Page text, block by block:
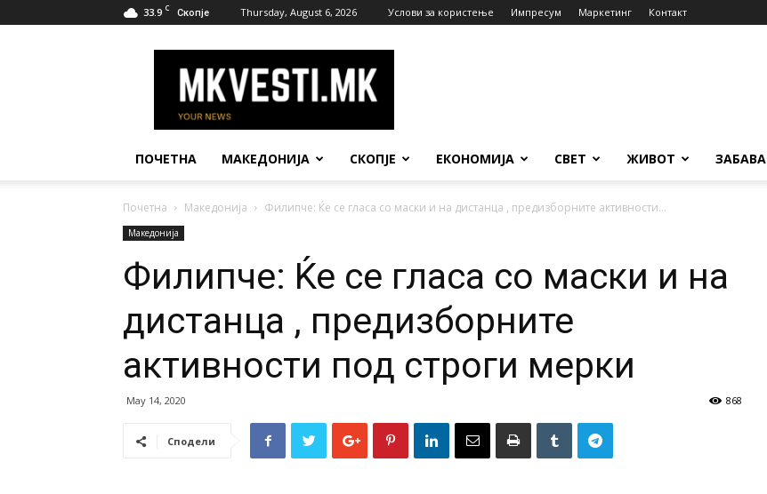
33.9 C Скопје Thursday, August 6, 2026 Услови за користење Импресум Маркетинг Контакт
Вести
ПОЧЕТНА МАКЕДОНИЈА СКОПЈЕ ЕКОНОМИЈА СВЕТ ЖИВОТ ЗАБАВА
Почетна Македонија Филипче: Ќе се гласа со маски и на дистанца , предизборните активности...
Македонија
Филипче: Ќе се гласа со маски и на
дистанца , предизборните
активности под строги мерки
May 14, 2020 868
Сподели